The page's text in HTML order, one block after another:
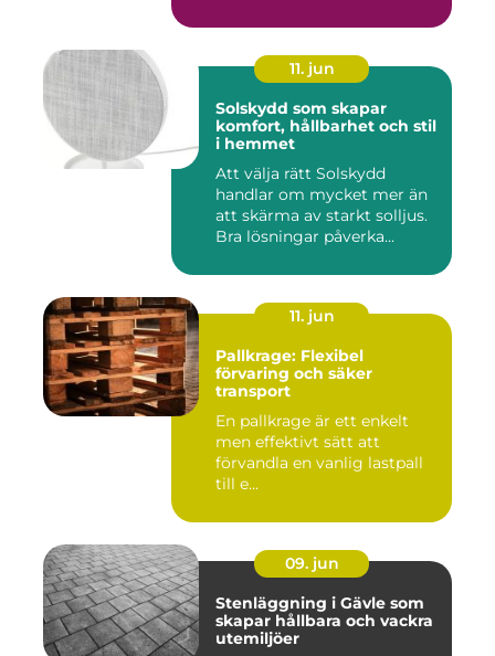
11. jun
Solskydd som skapar
komfort, hållbarhet och stil
i hemmet
Att välja rätt Solskydd
handlar om mycket mer än
att skärma av starkt solljus.
Bra lösningar påverka...
11. jun
Pallkrage: Flexibel
förvaring och säker
transport
En pallkrage är ett enkelt
men effektivt sätt att
förvandla en vanlig lastpall
till e...
09. jun
Stenläggning i Gävle som
skapar hållbara och vackra
utemiljöer